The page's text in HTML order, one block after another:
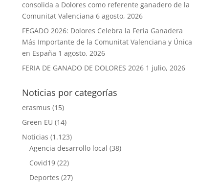
consolida a Dolores como referente ganadero de la
Comunitat Valenciana 6 agosto, 2026
FEGADO 2026: Dolores Celebra la Feria Ganadera
Más Importante de la Comunitat Valenciana y Única
en España 1 agosto, 2026
FERIA DE GANADO DE DOLORES 2026 1 julio, 2026
Noticias por categorías
erasmus (15)
Green EU (14)
Noticias (1.123)
Agencia desarrollo local (38)
Covid19(22)
Deportes (27)